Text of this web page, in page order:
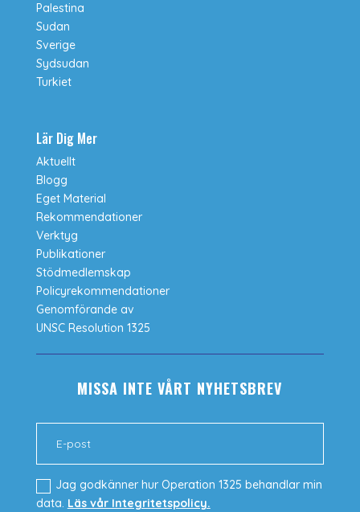
Palestina
Sudan
Sverige
Sydsudan
Turkiet
Lär Dig Mer
Aktuellt
Blogg
Eget Material
Rekommendationer
Verktyg
Publikationer
Stödmedlemskap
Policyrekommendationer
Genomförande av
UNSC Resolution 1325
MISSA INTE VÅRT NYHETSBREV
Jag godkänner hur Operation 1325 behandlar min
data. Läs vår Integritetspolicy.